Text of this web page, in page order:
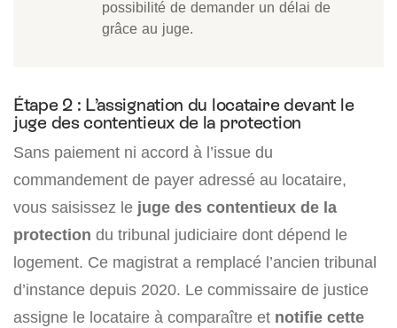
possibilité de demander un délai de
grâce au juge.
Étape 2 : L’assignation du locataire devant le
juge des contentieux de la protection
Sans paiement ni accord à l’issue du
commandement de payer adressé au locataire,
vous saisissez le juge des contentieux de la
protection du tribunal judiciaire dont dépend le
logement. Ce magistrat a remplacé l’ancien tribunal
d’instance depuis 2020. Le commissaire de justice
assigne le locataire à comparaître et notifie cette